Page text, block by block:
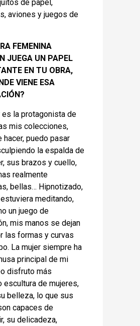
de papel,
aviones y juegos de
FEMENINA
JUEGA UN PAPEL
EN TU OBRA,
VIENE ESA
es la protagonista de
mis colecciones,
hacer, puedo pasar
la espalda de
sus brazos y cuello,
realmente
bellas… Hipnotizado,
meditando,
un juego de
mis manos se dejan
las formas y curvas
La mujer siempre ha
principal de mi
disfruto más
escultura de mujeres,
belleza, lo que sus
capaces de
su delicadeza,